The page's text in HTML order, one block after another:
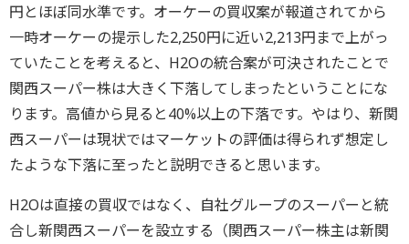
円とほぼ同水準です。オーケーの買収案が報道されてから
一時オーケーの提示した2,250円に近い2,213円まで上がっ
ていたことを考えると、H2Oの統合案が可決されたことで
関西スーパー株は大きく下落してしまったということにな
ります。高値から見ると40%以上の下落です。やはり、新関
西スーパーは現状ではマーケットの評価は得られず想定し
たような下落に至ったと説明できると思います。
H2Oは直接の買収ではなく、自社グループのスーパーと統
合し新関西スーパーを設立する（関西スーパー株主は新関